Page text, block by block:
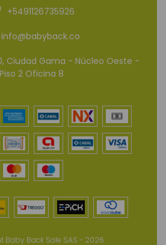
+5491126735926
info@babyback.co
Ciudad Gama - Núcleo Oeste -
Piso 2 Oficina 8
Baby Back Sale SAS - 2026